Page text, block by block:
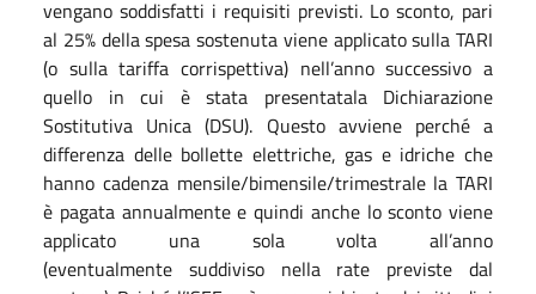
vengano soddisfatti i requisiti previsti. Lo sconto, pari
al 25% della spesa sostenuta viene applicato sulla TARI
(o sulla tariffa corrispettiva) nell’anno successivo a
quello in cui è stata presentatala Dichiarazione
Sostitutiva Unica (DSU). Questo avviene perché a
differenza delle bollette elettriche, gas e idriche che
hanno cadenza mensile/bimensile/trimestrale la TARI
è pagata annualmente e quindi anche lo sconto viene
applicato una sola volta all’anno
(eventualmente suddiviso nella rate previste dal